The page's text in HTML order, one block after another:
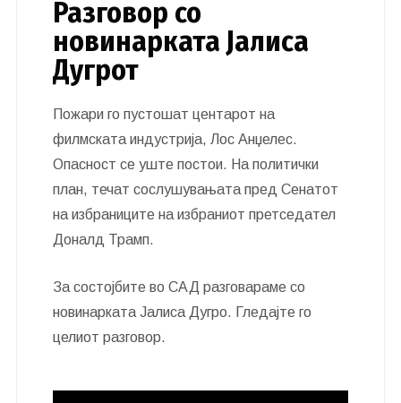
Разговор со
новинарката Јалиса
Дугрот
Пожари го пустошат центарот на
филмската индустрија, Лос Анџелес.
Опасност се уште постои. На политички
план, течат сослушувањата пред Сенатот
на избраниците на избраниот претседател
Доналд Трамп.
За состојбите во САД разговараме со
новинарката Јалиса Дугро. Гледајте го
целиот разговор.